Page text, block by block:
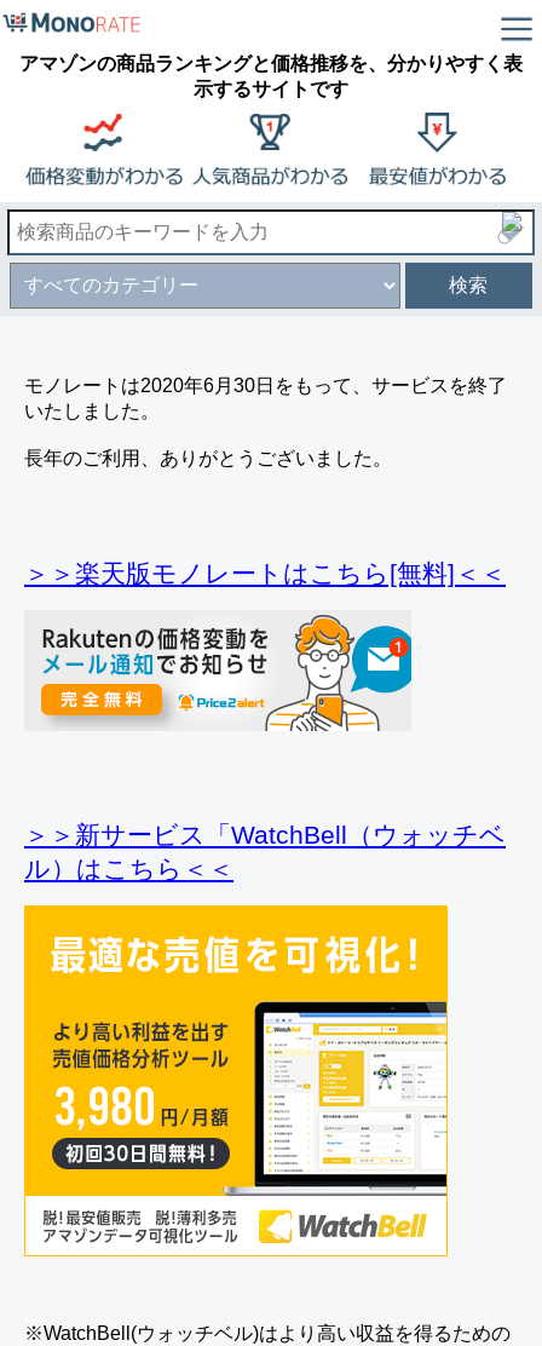
アマゾンの商品ランキングと価格推移を、分かりやすく表
示するサイトです
検索
モノレートは2020年6月30日をもって、サービスを終了
いたしました。
長年のご利用、ありがとうございました。
＞＞楽天版モノレートはこちら[無料]＜＜
＞＞新サービス「WatchBell（ウォッチベ
ル）はこちら＜＜
※WatchBell(ウォッチベル)はより高い収益を得るための